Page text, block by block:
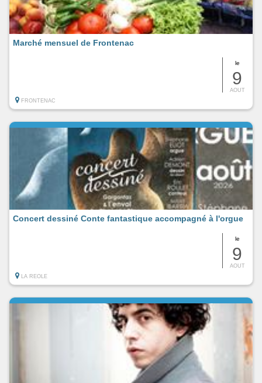
le
9
AOUT
Marché mensuel de Frontenac
FRONTENAC
le
9
AOUT
Concert dessiné Conte fantastique accompagné à l'orgue
LA REOLE